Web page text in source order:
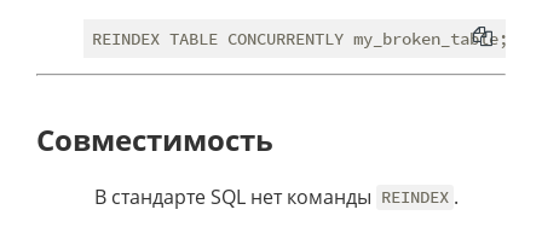
Совместимость
В стандарте SQL нет команды REINDEX .